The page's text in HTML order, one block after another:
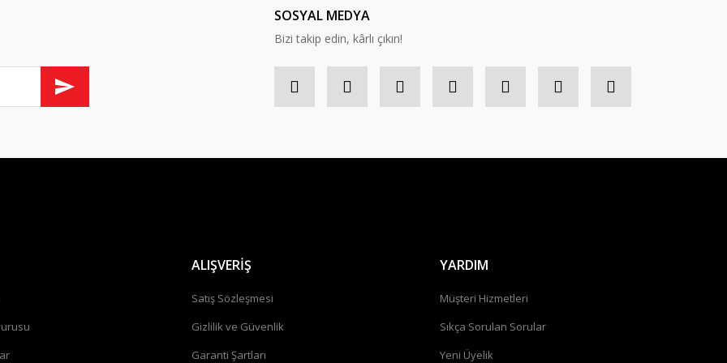
SOSYAL MEDYA
Bizi takip edin, kârlı çıkın!
ALIŞVERİŞ
Satış Sözleşmesi
Gizlilik ve Güvenlik
Garanti Şartları
YARDIM
Müşteri Hizmetleri
Sıkça Sorulan Sorular
Yeni Üyelik